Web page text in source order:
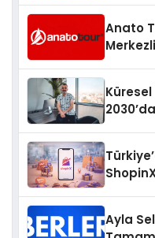
Anato
Ayla